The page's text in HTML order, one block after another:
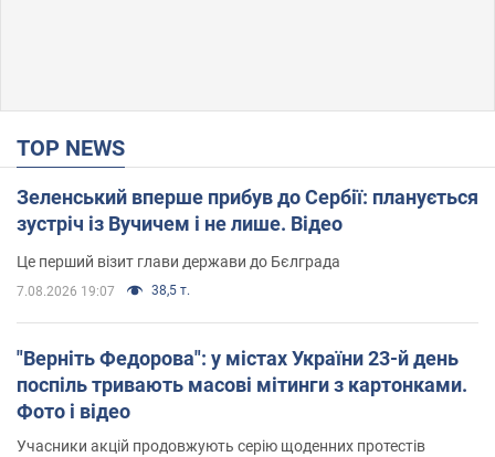
TOP NEWS
Зеленський вперше прибув до Сербії: планується
зустріч із Вучичем і не лише. Відео
Це перший візит глави держави до Бєлграда
7.08.2026 19:07 38,5 т.
"Верніть Федорова": у містах України 23-й день
поспіль тривають масові мітинги з картонками.
Фото і відео
Учасники акцій продовжують серію щоденних протестів